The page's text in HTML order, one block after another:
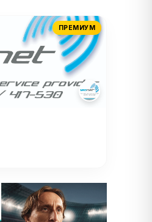
ПРЕМИУМ